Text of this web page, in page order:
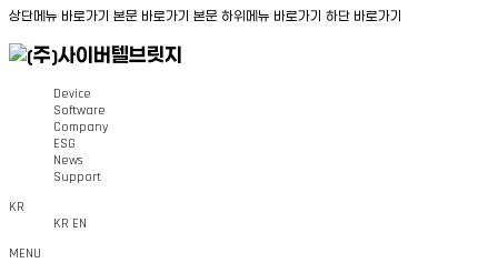
상단메뉴 바로가기 본문 바로가기 본문 하위메뉴 바로가기 하단 바로가기
Device
Software
Company
ESG
News
Support
KR
KR EN
MENU